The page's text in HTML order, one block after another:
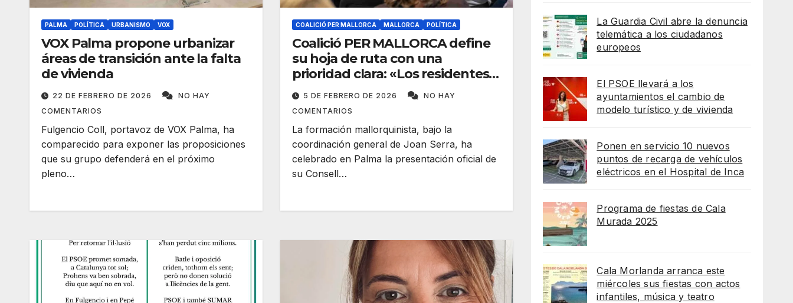
PALMA POLÍTICA URBANISMO VOX
VOX Palma propone urbanizar
áreas de transición ante la falta
de vivienda
22 DE FEBRERO DE 2026
NO HAY
COMENTARIOS
Fulgencio Coll, portavoz de VOX Palma, ha
comparecido para exponer las proposiciones
que su grupo defenderá en el próximo
pleno…
COALICIÓ PER MALLORCA MALLORCA POLÍTICA
Coalició PER MALLORCA define
su hoja de ruta con una
prioridad clara: «Los residentes
primero»
5 DE FEBRERO DE 2026
NO HAY
COMENTARIOS
La formación mallorquinista, bajo la
coordinación general de Joan Serra, ha
celebrado en Palma la presentación oficial de
su Consell…
La Guardia Civil abre la denuncia
telemática a los ciudadanos
europeos
El PSOE llevará a los
ayuntamientos el cambio de
modelo turístico y de vivienda
Ponen en servicio 10 nuevos
puntos de recarga de vehículos
eléctricos en el Hospital de Inca
Programa de fiestas de Cala
Murada 2025
Cala Morlanda arranca este
miércoles sus fiestas con actos
infantiles, música y teatro